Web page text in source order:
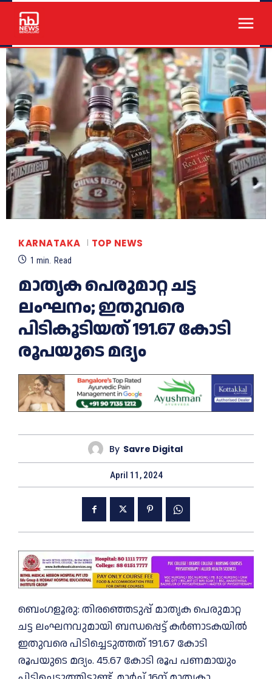
KARNATAKA TOP NEWS
1 min. Read
മാതൃക പെരുമാറ്റ ചട്ട
ലംഘനം; ഇതുവരെ
പിടികൂടിയത് 191.67 കോടി
രൂപയുടെ മദ്യം
By Savre Digital
April 11, 2024
ബെംഗളൂരു: തിരഞ്ഞെടുപ്പ് മാതൃക പെരുമാറ്റ
ചട്ട ലംഘനവുമായി ബന്ധപ്പെട്ട് കർണാടകയിൽ
ഇതുവരെ പിടിച്ചെടുത്തത് 191.67 കോടി
രൂപയുടെ മദ്യം. 45.67 കോടി രൂപ പണമായും